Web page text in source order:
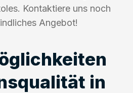
Kontaktiere uns noch
Angebot!
in